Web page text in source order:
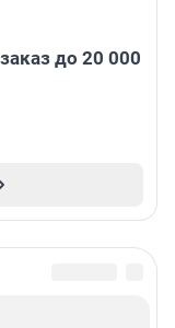
до 20 000